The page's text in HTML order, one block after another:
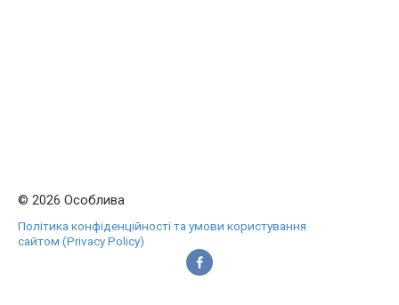
© 2026 Особлива
Політика конфіденційності та умови користування
сайтом (Privacy Policy)